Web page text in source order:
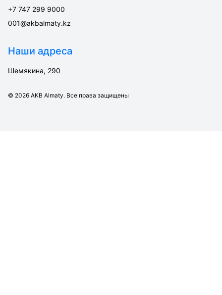
+7 747 299 9000
001@akbalmaty.kz
Наши адреса
Шемякина, 290
© 2026 AKB Almaty. Все права защищены